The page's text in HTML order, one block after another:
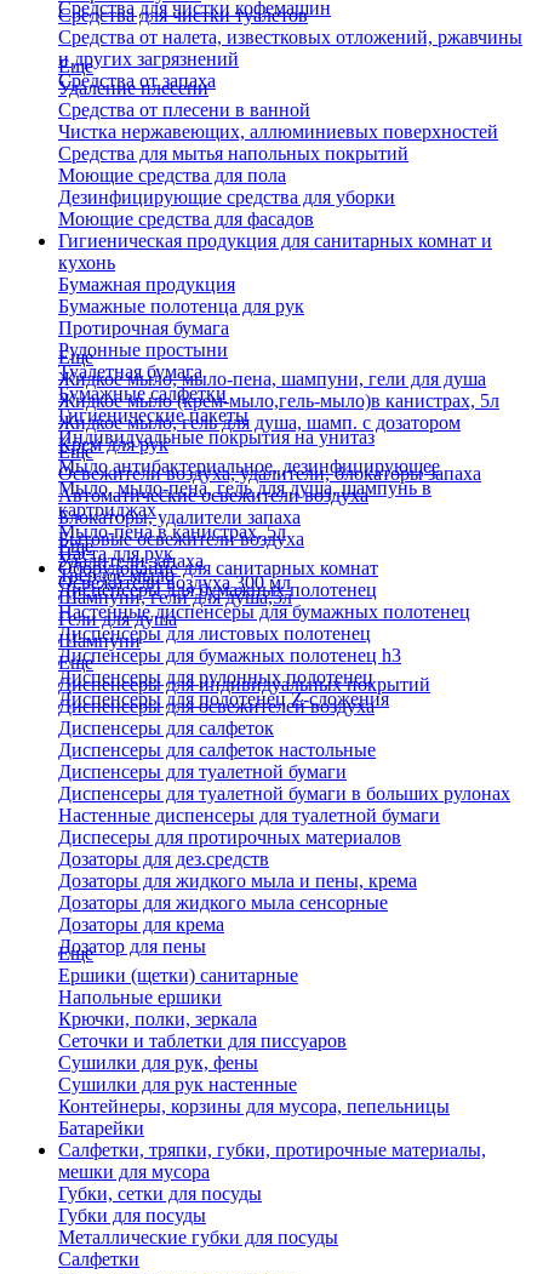
Средства для чистки кофемашин
Средства для чистки туалетов
Средства от налета, известковых отложений, ржавчины
и других загрязнений
Средства от запаха
Еще
Удаление плесени
Средства от плесени в ванной
Чистка нержавеющих, аллюминиевых поверхностей
Средства для мытья напольных покрытий
Моющие средства для пола
Дезинфицирующие средства для уборки
Моющие средства для фасадов
Гигиеническая продукция для санитарных комнат и
кухонь
Бумажная продукция
Бумажные полотенца для рук
Протирочная бумага
Рулонные простыни
Туалетная бумага
Бумажные салфетки
Гигиенические пакеты
Индивидуальные покрытия на унитаз
Еще
Жидкое мыло, мыло-пена, шампуни, гели для душа
Жидкое мыло (крем-мыло,гель-мыло)в канистрах, 5л
Жидкое мыло, гель для душа, шамп. с дозатором
Крем для рук
Мыло антибактериальное, дезинфицирующее
Мыло, мыло-пена, гель для душа, шампунь в
картриджах
Мыло-пена в канистрах, 5л
Паста для рук
Твердое мыло
Шампуни, гели для душа,5л
Гели для душа
Шампуни
Еще
Освежители воздуха, удалители, блокаторы запаха
Автоматические освежители воздуха
Блокаторы, удалители запаха
Бытовые освежители воздуха
Удалители запаха
Освежители воздуха 300 мл
Еще
Оборудование для санитарных комнат
Диспенсеры для бумажных полотенец
Настенные диспенсеры для бумажных полотенец
Диспенсеры для листовых полотенец
Диспенсеры для бумажных полотенец h3
Диспенсеры для рулонных полотенец
Диспенсеры для полотенец Z-сложения
Еще
Диспенсеры для индивидуальных покрытий
Диспенсеры для освежителей воздуха
Диспенсеры для салфеток
Диспенсеры для салфеток настольные
Диспенсеры для туалетной бумаги
Диспенсеры для туалетной бумаги в больших рулонах
Настенные диспенсеры для туалетной бумаги
Диспесеры для протирочных материалов
Дозаторы для дез.средств
Дозаторы для жидкого мыла и пены, крема
Дозаторы для жидкого мыла сенсорные
Дозаторы для крема
Дозатор для пены
Еще
Ершики (щетки) санитарные
Напольные ершики
Крючки, полки, зеркала
Сеточки и таблетки для писсуаров
Сушилки для рук, фены
Сушилки для рук настенные
Контейнеры, корзины для мусора, пепельницы
Батарейки
Салфетки, тряпки, губки, протирочные материалы,
мешки для мусора
Губки, сетки для посуды
Губки для посуды
Металлические губки для посуды
Салфетки